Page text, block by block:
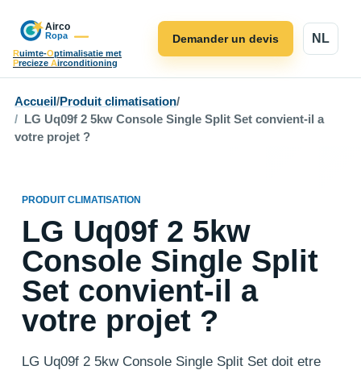
Ruimte-Optimalisatie met
Precieze Airconditioning
NL
Demander un devis
Accueil /Produit climatisation/
LG Uq09f 2 5kw Console Single Split Set convient-il a
votre projet ?
PRODUIT CLIMATISATION
LG Uq09f 2 5kw
Console Single Split
Set convient-il a
votre projet ?
LG Uq09f 2 5kw Console Single Split Set doit etre